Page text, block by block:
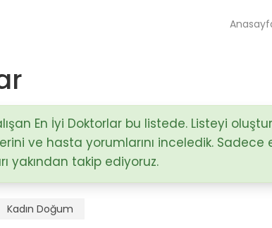
Doç. Dr. Hakan Nazik
En İyi Doktorlar bu listede. Listeyi
ve hasta yorumlarını inceledik. Sadece
yakından takip ediyoruz.
Kadın Doğum